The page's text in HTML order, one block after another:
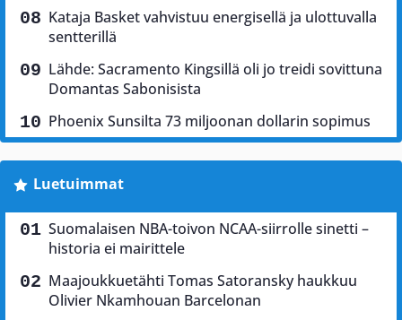
Kataja Basket vahvistuu energisellä ja ulottuvalla
sentterillä
Lähde: Sacramento Kingsillä oli jo treidi sovittuna
Domantas Sabonisista
Phoenix Sunsilta 73 miljoonan dollarin sopimus
Luetuimmat
Suomalaisen NBA-toivon NCAA-siirrolle sinetti –
historia ei mairittele
Maajoukkuetähti Tomas Satoransky haukkuu
Olivier Nkamhouan Barcelonan